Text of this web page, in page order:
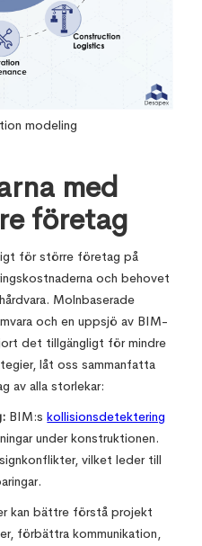
modeling
med
företag
för större företag på
och behovet
Molnbaserade
och en uppsjö av BIM-
det tillgängligt för mindre
låt oss sammanfatta
av alla storlekar:
BIM:skollisionsdetektering
under konstruktionen.
vilket leder till
kan bättre förstå projekt
förbättra kommunikation,